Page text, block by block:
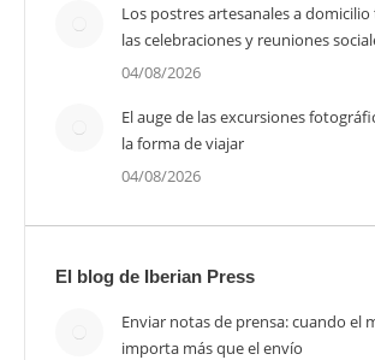
Los postres artesanales a
las celebraciones y reuniones
04/08/2026
El auge de las excursiones
la forma de viajar
04/08/2026
El blog de Iberian Press
Enviar notas de prensa: cuando el
importa más que el envío